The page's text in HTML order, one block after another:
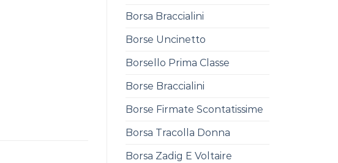
Borsa Braccialini
Borse Uncinetto
Borsello Prima Classe
Borse Braccialini
Borse Firmate Scontatissime
Borsa Tracolla Donna
Borsa Zadig E Voltaire